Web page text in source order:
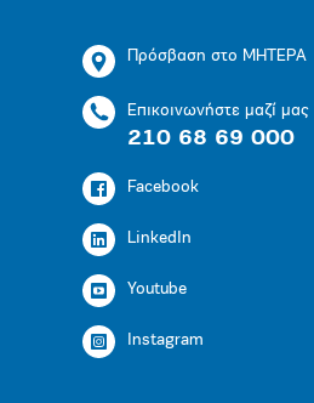
Πρόσβαση στο ΜΗΤΕΡΑ
Επικοινωνήστε μαζί μας
210 68 69 000
Facebook
LinkedIn
Youtube
Instagram